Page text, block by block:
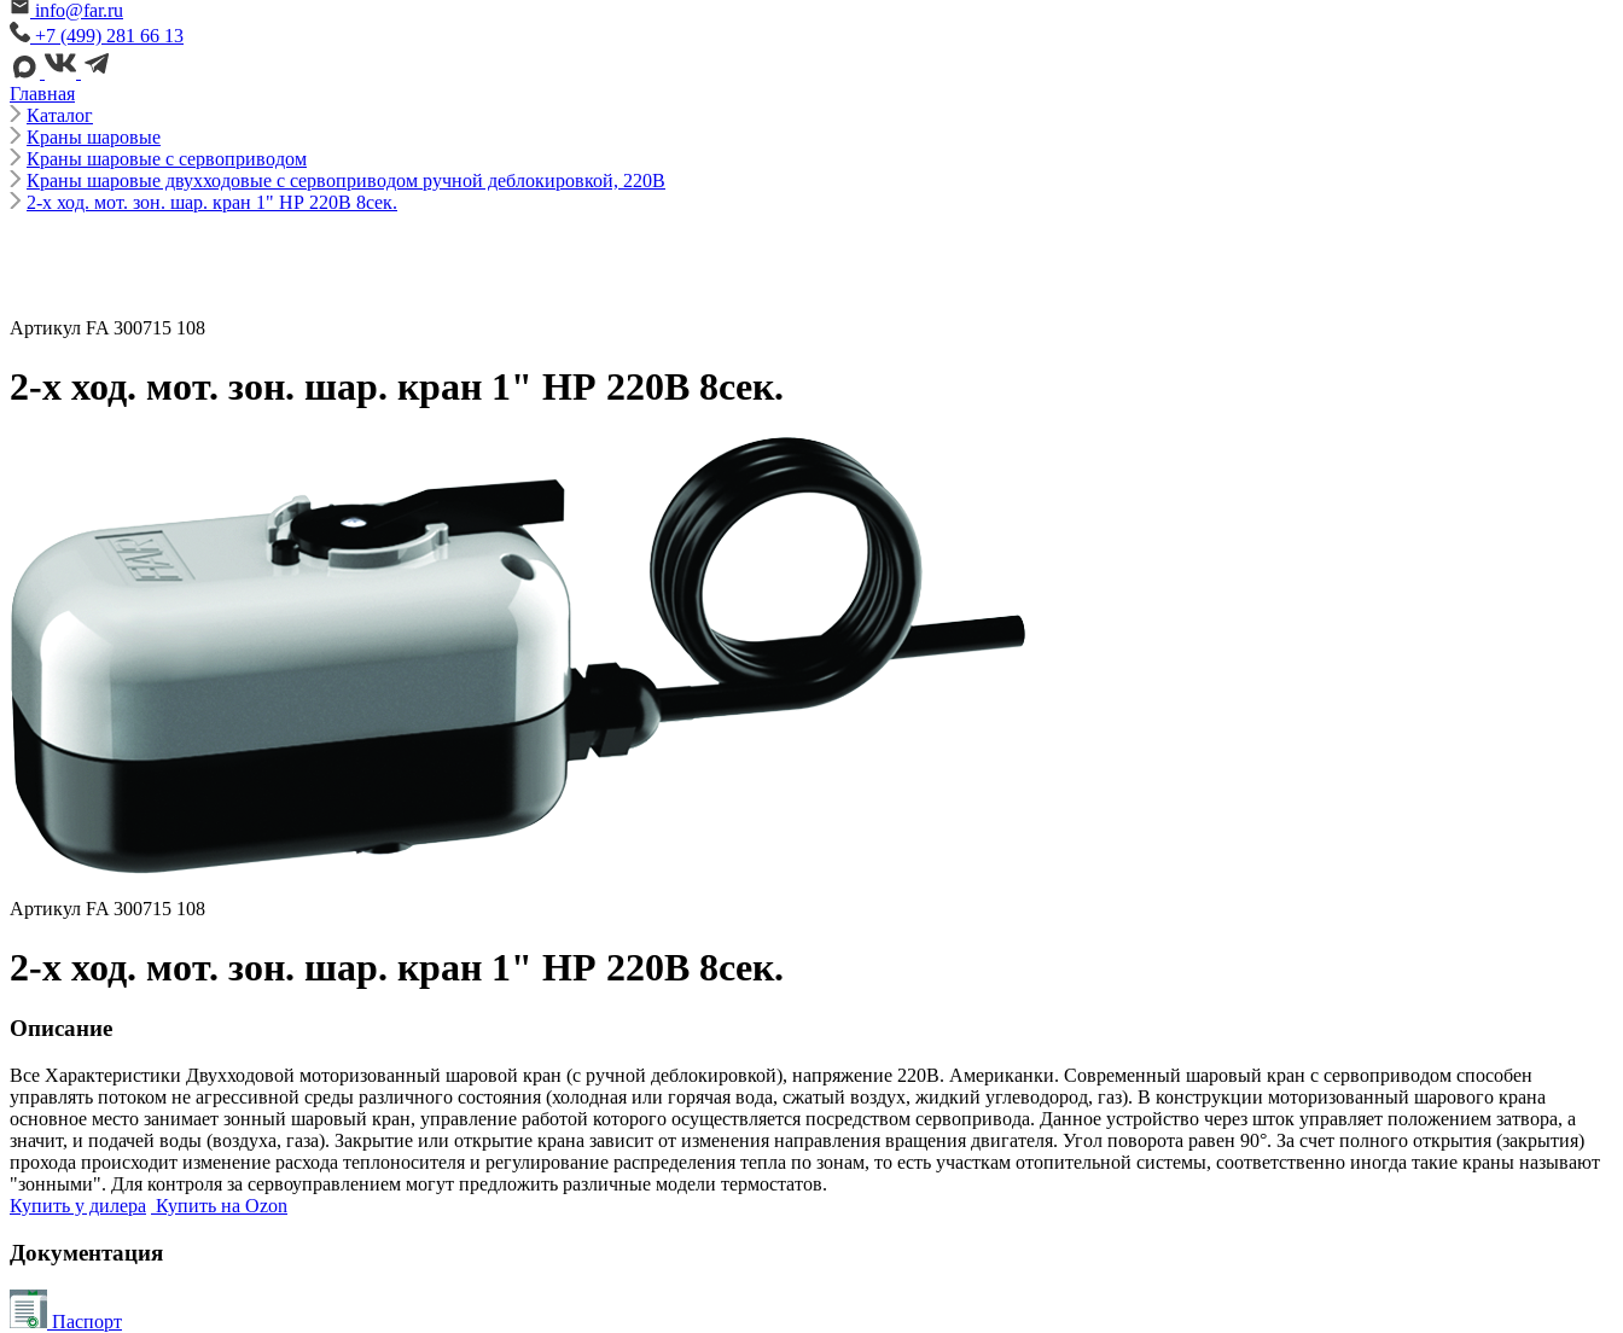
info@far.ru
+7 (499) 281 66 13
Главная
Каталог
Краны шаровые
Краны шаровые с сервоприводом
Краны шаровые двухходовые с сервоприводом ручной деблокировкой, 220В
2-х ход. мот. зон. шар. кран 1" НР 220В 8сек.
Артикул FA 300715 108
2-х ход. мот. зон. шар. кран 1" НР 220В 8сек.
Артикул FA 300715 108
2-х ход. мот. зон. шар. кран 1" НР 220В 8сек.
Описание
Все Характеристики Двухходовой моторизованный шаровой кран (с ручной деблокировкой), напряжение 220В. Американки. Современный шаровый кран с сервоприводом способен
управлять потоком не агрессивной среды различного состояния (холодная или горячая вода, сжатый воздух, жидкий углеводород, газ). В конструкции моторизованный шарового крана
основное место занимает зонный шаровый кран, управление работой которого осуществляется посредством сервопривода. Данное устройство через шток управляет положением затвора, а
значит, и подачей воды (воздуха, газа). Закрытие или открытие крана зависит от изменения направления вращения двигателя. Угол поворота равен 90°. За счет полного открытия (закрытия)
прохода происходит изменение расхода теплоносителя и регулирование распределения тепла по зонам, то есть участкам отопительной системы, соответственно иногда такие краны называют
"зонными". Для контроля за сервоуправлением могут предложить различные модели термостатов.
Купить у дилера Купить на Ozon
Документация
Паспорт